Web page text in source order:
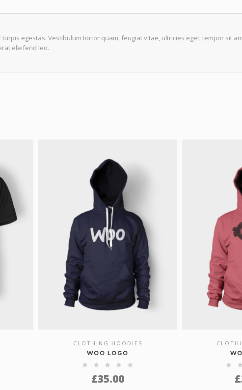
egestas. Vestibulum tortor quam, feugiat vitae, ultricies eget, tempor sit
eleifend leo.
SHOW DETAILS
CLOTHING HOODIES
WOO LOGO
£35.00 £